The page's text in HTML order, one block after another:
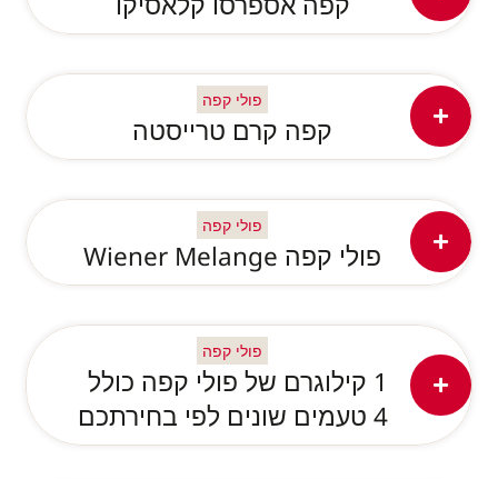
פולי קפה
קפה קרם טרייסטה
פולי קפה
פולי קפה Wiener Melange
פולי קפה
1 קילוגרם של פולי קפה כולל
4 טעמים שונים לפי בחירתכם